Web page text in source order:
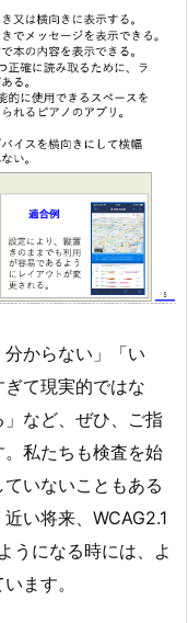
からない」「い
て現実的ではな
など、ぜひ、ご指
私たちも検査を始
いないこともある
い将来、WCAG2.1
うになる時には、よ
ます。